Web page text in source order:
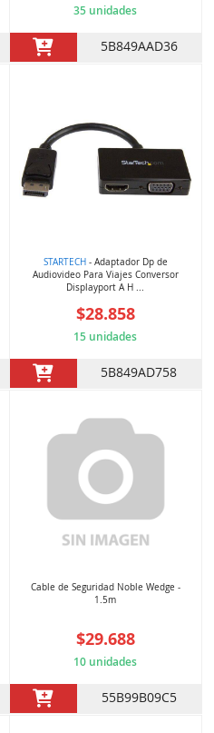
35 unidades
5B849AAD36
STARTECH- Adaptador Dp de
Audiovideo Para Viajes Conversor
Displayport A H ...
$28.858
15 unidades
5B849AD758
Cable de Seguridad Noble Wedge -
1.5m
$29.688
10 unidades
55B99B09C5